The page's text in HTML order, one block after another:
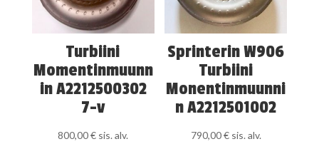
Turbiini
Momentinmuunn
in A2212500302
7-v
800,00€ sis. alv.
Sprinterin W906
Turbiini
Monentinmuunni
n A2212501002
790,00€ sis. alv.